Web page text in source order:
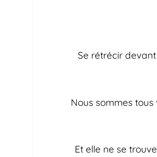
Se rétrécir
Nous sommes
Et elle ne se